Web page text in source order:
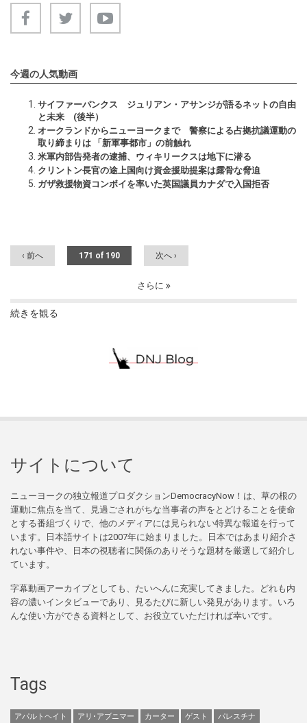
今週の人気動画
サイファーパンクス ジュリアン・アサンジが語るネットの自由
と未来 (後半）
オークランドからニューヨークまで 警察による占拠抗議運動の
取り締まりは 「新軍事都市」の前触れ
米軍内部告発者の逮捕、ウィキリークスは地下に潜る
クリントン長官の途上国向け資金援助提案は露骨な脅迫
ガザ救援物資コンボイを率いた英国議員カナダで入国拒否
‹ 前へ 171 of 190 次へ ›
さらに
続きを観る
サイトについて
ニューヨークの独立報道プロダクションDemocracyNow！は、草の根の
運動に焦点を当て、見過ごされがちな当事者の声をとどけることを使命
とする番組づくりで、他のメディアには見られない特異な報道を行って
います。日本語サイトは2007年に始まりました。日本ではあまり紹介さ
れない事件や、日本の視聴者に関係のありそうな題材を厳選して紹介し
ています。
字幕動画アーカイブとしても、たいへんに充実してきました。どれも内
容の濃いインタビューであり、見るたびに新しい発見があります。いろ
んな使い方ができる資料として、お役立ていただければ幸いです。
Tags
アパルトヘイト アリ･アブニマー カーター ゲスト パレスチナ